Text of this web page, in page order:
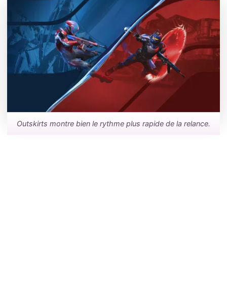
Outskirts montre bien le rythme plus rapide de la relance.